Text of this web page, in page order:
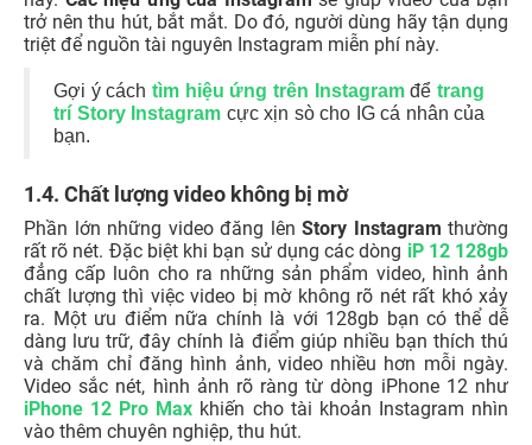
trở nên thu hút, bắt mắt. Do đó, người dùng hãy tận dụng
triệt để nguồn tài nguyên Instagram miễn phí này.
Gợi ý cách tìm hiệu ứng trên Instagramđểtrang
trí Story Instagram cực xịn sò cho IG cá nhân của
bạn.
1.4. Chất lượng video không bị mờ
Phần lớn những video đăng lên Story Instagram thường
rất rõ nét. Đặc biệt khi bạn sử dụng các dòng iP 12 128gb
đẳng cấp luôn cho ra những sản phẩm video, hình ảnh
chất lượng thì việc video bị mờ không rõ nét rất khó xảy
ra. Một ưu điểm nữa chính là với 128gb bạn có thể dễ
dàng lưu trữ, đây chính là điểm giúp nhiều bạn thích thú
và chăm chỉ đăng hình ảnh, video nhiều hơn mỗi ngày.
Video sắc nét, hình ảnh rõ ràng từ dòng iPhone 12 như
iPhone 12 Pro Max khiến cho tài khoản Instagram nhìn
vào thêm chuyên nghiệp, thu hút.